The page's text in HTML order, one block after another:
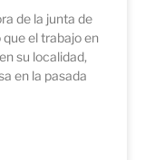
de la junta de
el trabajo en
su localidad,
en la pasada